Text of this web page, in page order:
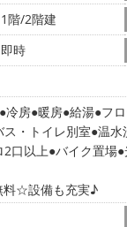
1階/2階建
即時
冷房 暖房 給湯 フ
ス・トイレ別室 温水
2口以上 バイク置場
料☆設備も充実♪